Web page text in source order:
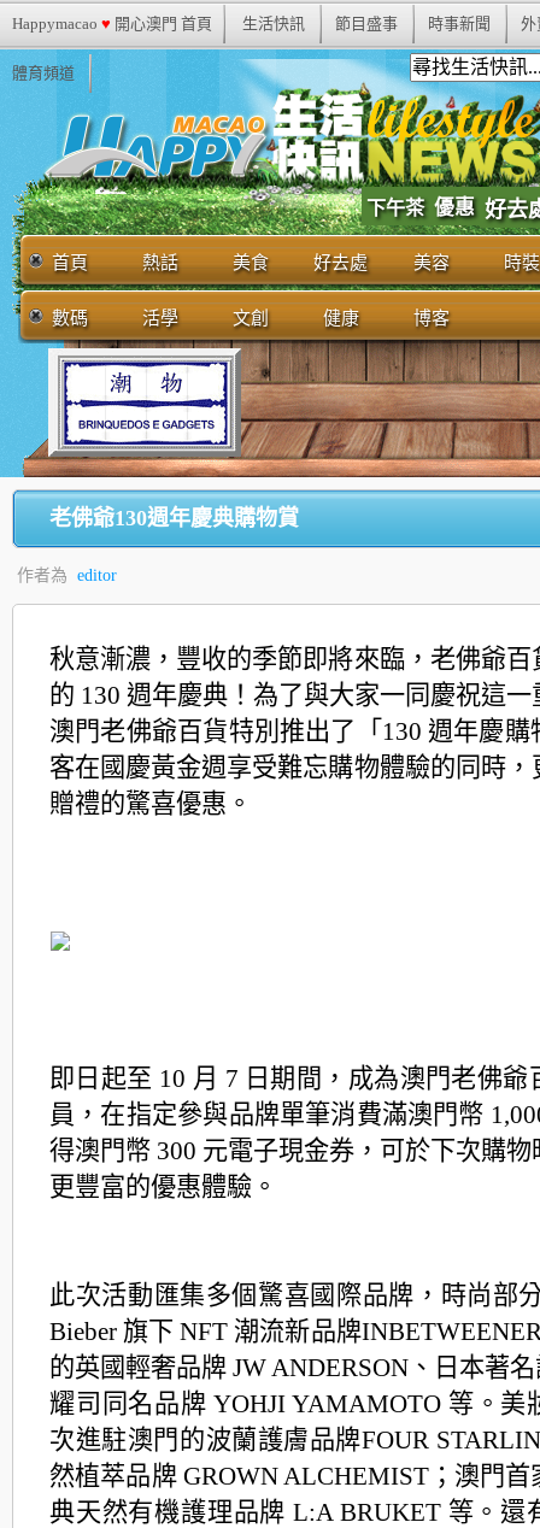
Happymacao ♥ 開心澳門 首頁 生活快訊 節目盛事 時事新聞 外
體育頻道
下午茶 優惠 好去
首頁 熱話 美食 好去處 美容 時裝
數碼 活學 文創 健康 博客
老佛爺130週年慶典購物賞
作者為 editor
秋意漸濃，豐收的季節即將來臨，老佛爺百
的 130 週年慶典！為了與大家一同慶祝這
澳門老佛爺百貨特別推出了「130 週年慶
客在國慶黃金週享受難忘購物體驗的同時，
贈禮的驚喜優惠。
即日起至 10 月 7 日期間，成為澳門老佛爺
員，在指定參與品牌單筆消費滿澳門幣
得澳門幣 300 元電子現金券，可於下次購
更豐富的優惠體驗。
此次活動匯集多個驚喜國際品牌，時尚部
Bieber 旗下 NFT 潮流新品牌
的英國輕奢品牌 JW ANDERSON、日本著
耀司同名品牌 YOHJI YAMAMOTO 等。美
次進駐澳門的波蘭護膚品牌FOUR
然植萃品牌 GROWN ALCHEMIST；澳門
典天然有機護理品牌 L:A BRUKET 等。還